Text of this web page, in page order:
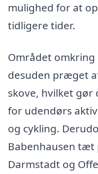
mulighed for at
tidligere tider.
Området
desuden præget
skove, hvilket
for udendørs
og cykling.
Babenhausen tæt
Darmstadt og